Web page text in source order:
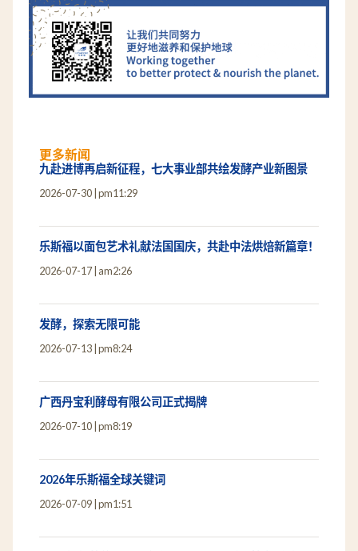
更多新闻
九赴进博再启新征程，七大事业部共绘发酵产业新图景
2026-07-30 pm11:29
乐斯福以面包艺术礼献法国国庆，共赴中法烘焙新篇章！
2026-07-17 am2:26
发酵，探索无限可能
2026-07-13 pm8:24
广西丹宝利酵母有限公司正式揭牌
2026-07-10 pm8:19
2026年乐斯福全球关键词
2026-07-09 pm1:51